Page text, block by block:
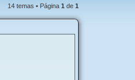
14 temas • Página 1 de 1